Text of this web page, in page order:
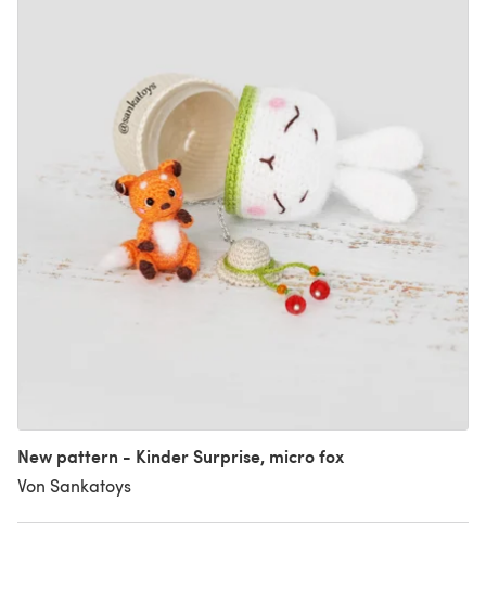
New pattern - Kinder Surprise, micro fox
Von Sankatoys